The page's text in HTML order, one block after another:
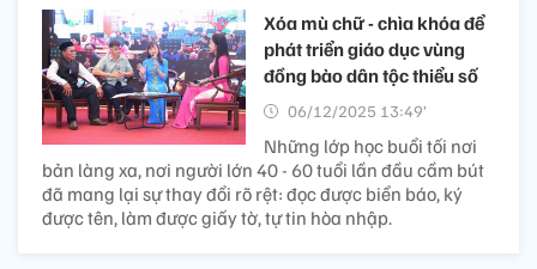
Xóa mù chữ - chìa khóa để
phát triển giáo dục vùng
đồng bào dân tộc thiểu số
06/12/2025 13:49’
Những lớp học buổi tối nơi
bản làng xa, nơi người lớn 40 - 60 tuổi lần đầu cầm bút
đã mang lại sự thay đổi rõ rệt: đọc được biển báo, ký
được tên, làm được giấy tờ, tự tin hòa nhập.